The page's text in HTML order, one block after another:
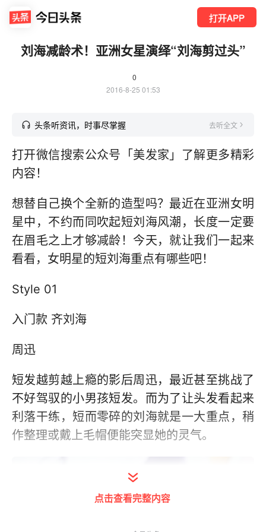
打开APP
刘海减龄术！亚洲女星演绎“刘海剪过头”
0
2016-8-25 01:53
头条听资讯，时事尽掌握 去听全文
打开微信搜索公众号「美发家」了解更多精彩
内容！
想替自己换个全新的造型吗？最近在亚洲女明
星中，不约而同吹起短刘海风潮，长度一定要
在眉毛之上才够减龄！今天，就让我们一起来
看看，女明星的短刘海重点有哪些吧！
Style 01
入门款 齐刘海
周迅
短发越剪越上瘾的影后周迅，最近甚至挑战了
不好驾驭的小男孩短发。而为了让头发看起来
利落干练，短而零碎的刘海就是一大重点，稍
作整理或戴上毛帽便能突显她的灵气。
点击查看完整内容